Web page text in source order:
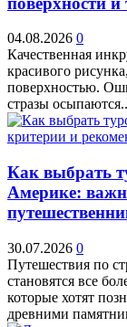
04.08.2026 0
Качественная
красивого
поверхностью.
стразы
Как выбрать
Америке:
30.07.2026 0
Путешествия по
становятся все
которые хотят
древними